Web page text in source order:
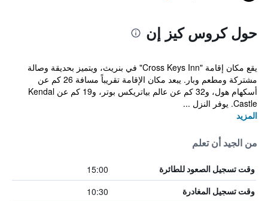
حول كروس كيز إن
يقع مكان إقامة "Cross Keys Inn" في بنريث، ويتميز بحديقة وصالة
مشتركة ومطعم وبار. يبعد مكان الإقامة تقريباً مسافة 26 كم عن
أسكهام هول، و32 كم عن عالم بياتريكس بوتر، و19 كم عن Kendal
Castle. يوفر النزل ...
المزيد
من الجيد أن تعلم
وقت تسجيل الصعود للطائرة 15:00
وقت تسجيل المغادرة 10:30